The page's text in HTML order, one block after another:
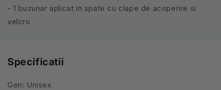
- 1 buzunar aplicat in spate cu clape de acoperire si
velcro
Specificatii
Gen: Unisex